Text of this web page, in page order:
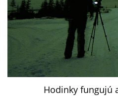
Hodinky fungujú